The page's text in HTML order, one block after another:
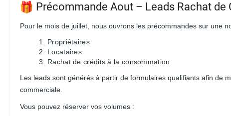
Précommande Aout – Leads Rachat
Pour le mois de juillet, nous ouvrons les précommandes sur une
Propriétaires
Locataires
Rachat de crédits à la consommation
Les leads sont générés à partir de formulaires qualifiants afin de
commerciale.
Vous pouvez réserver vos volumes :